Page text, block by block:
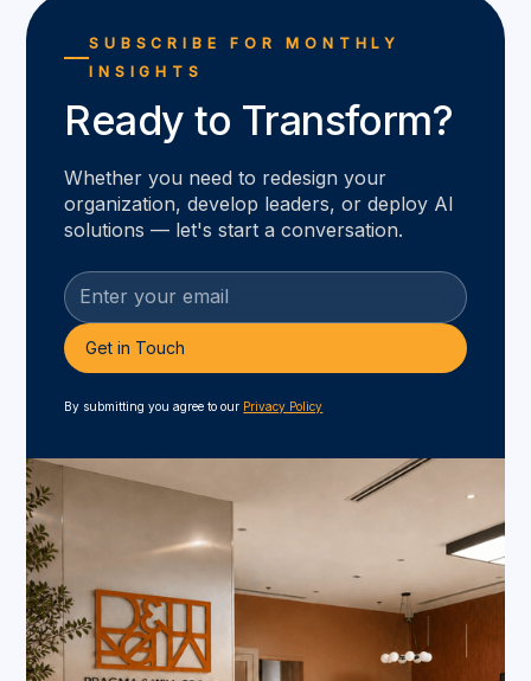
SUBSCRIBE FOR MONTHLY
INSIGHTS
Ready to Transform?
Whether you need to redesign your
organization, develop leaders, or deploy AI
solutions — let's start a conversation.
By submitting you agree to our Privacy Policy